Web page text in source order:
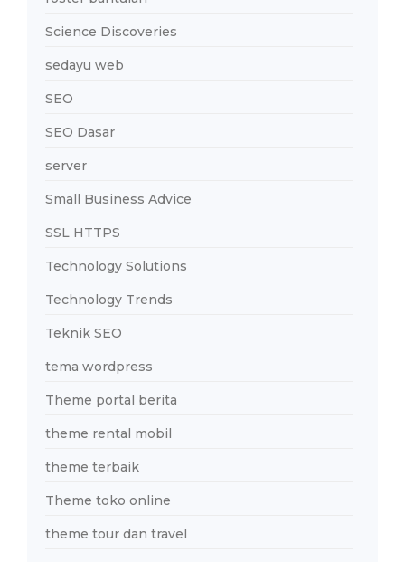
Science Discoveries
sedayu web
SEO
SEO Dasar
server
Small Business Advice
SSL HTTPS
Technology Solutions
Technology Trends
Teknik SEO
tema wordpress
Theme portal berita
theme rental mobil
theme terbaik
Theme toko online
theme tour dan travel